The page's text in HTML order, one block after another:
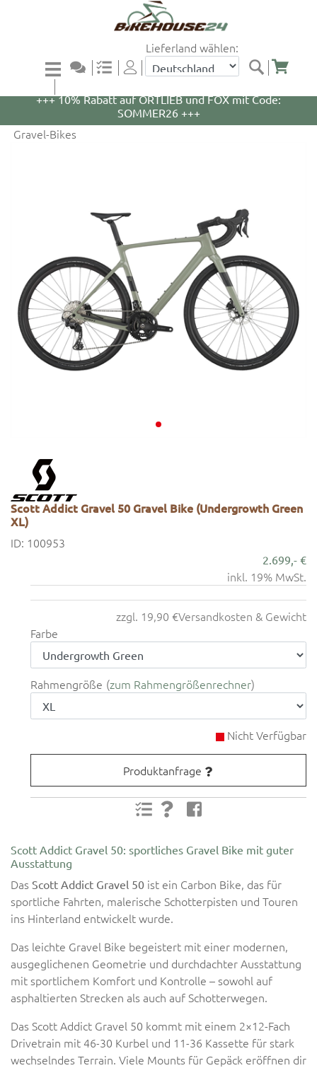
Lieferland wählen:
+++ 5% Rabatt auf WOOM Bikes und Zubehör mit
+++ 10% Rabatt auf ORTLIEB und FOX mit Code:
SOMMER26 +++
Gravel-Bikes
Scott Addict Gravel 50 Gravel Bike (Undergrowth Green
XL)
ID: 100953
2.699,- €
inkl. 19% MwSt.
zzgl. 19,90 €Versandkosten & Gewicht
Farbe
Rahmengröße zum Rahmengrößenrechner
Nicht Verfügbar
Produktanfrage
Scott Addict Gravel 50: sportliches Gravel Bike mit guter
Ausstattung
Das Scott Addict Gravel 50 ist ein Carbon Bike, das für
sportliche Fahrten, malerische Schotterpisten und Touren
ins Hinterland entwickelt wurde.
Das leichte Gravel Bike begeistert mit einer modernen,
ausgeglichenen Geometrie und durchdachter Ausstattung
mit sportlichem Komfort und Kontrolle – sowohl auf
asphaltierten Strecken als auch auf Schotterwegen.
Das Scott Addict Gravel 50 kommt mit einem 2×12-Fach
Drivetrain mit 46-30 Kurbel und 11-36 Kassette für stark
wechselndes Terrain. Viele Mounts für Gepäck eröffnen dir